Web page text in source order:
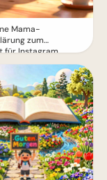
Mama-
zum
für Instagram